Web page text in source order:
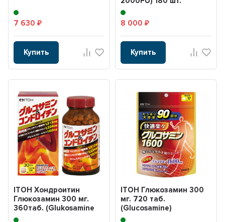
7 630₽
Купить
8 000 ₽
Купить
ITOH Хондроитин
Глюкозамин 300 мг.
360таб. (Glukosamine
chondroitin)
ITOH Глюкозамин 300
мг. 720 таб.
(Glucosamine)